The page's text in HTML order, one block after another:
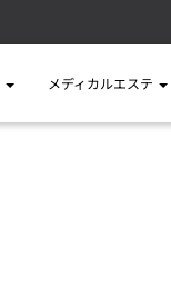
メディカルエステ